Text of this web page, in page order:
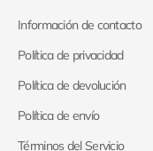
Información de contacto
Política de privacidad
Política de devolución
Política de envío
Términos del Servicio